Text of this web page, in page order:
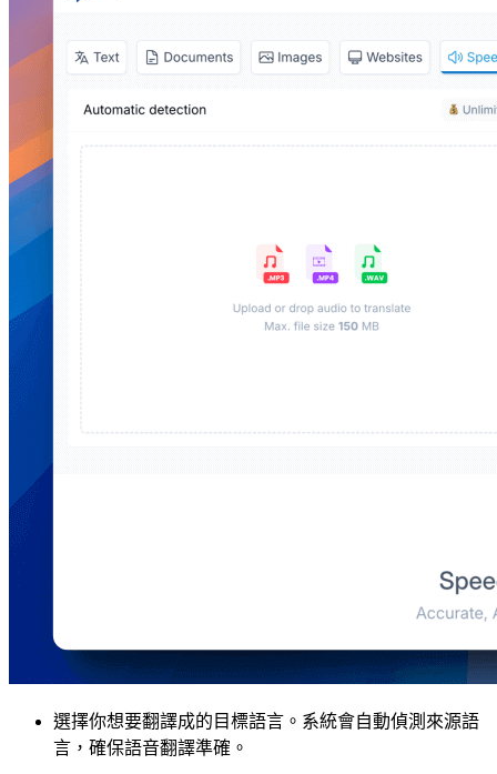
選擇你想要翻譯成的目標語言。系統會自動偵測來源語
言，確保語音翻譯準確。